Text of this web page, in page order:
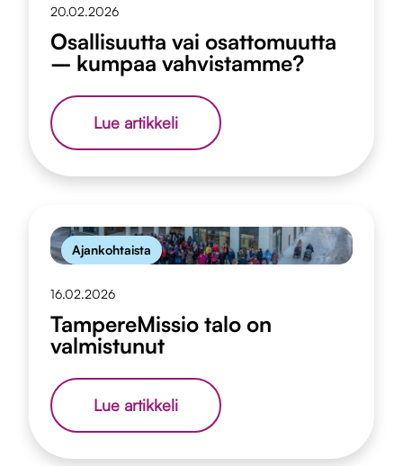
20.02.2026
Osallisuutta vai osattomuutta
– kumpaa vahvistamme?
Lue artikkeliOsallisuutta
osattomuutta
–
Ajankohtaista
16.02.2026
TampereMissio talo on
valmistunut
Lue artikkeliTampereMissio
on
valmistunut